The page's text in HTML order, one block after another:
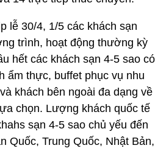
lễ 30/4, 1/5 các khách sạn
trình, hoạt động thường kỳ
hết các khách sạn 4-5 sao có
ẩm thực, buffet phục vụ nhu
khách bên ngoài đa dạng về
chọn. Lượng khách quốc tế
sạn 4-5 sao chủ yếu đến
Quốc, Trung Quốc, Nhật Bản,